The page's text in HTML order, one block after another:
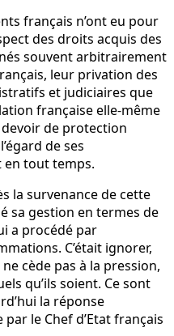
français n’ont eu pour
des droits acquis des
souvent arbitrairement
leur privation des
et judiciaires que
française elle-même
de protection
de ses
en tout temps.
la survenance de cette
sa gestion en termes de
a procédé par
C’était ignorer,
cède pas à la pression,
qu’ils soient. Ce sont
la réponse
le Chef d’Etat français